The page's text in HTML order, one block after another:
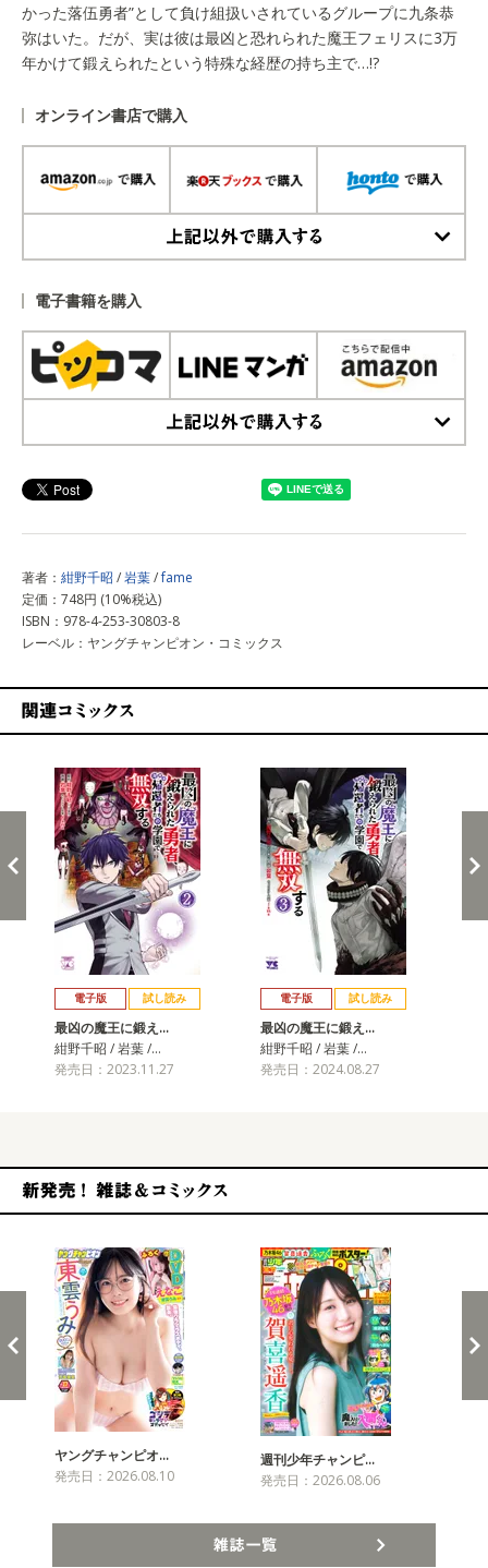
かった落伍勇者”として負け組扱いされているグループに九条恭
弥はいた。だが、実は彼は最凶と恐れられた魔王フェリスに3万
年かけて鍛えられたという特殊な経歴の持ち主で…!?
オンライン書店で購入
電子書籍を購入
著者： 紺野千昭 /岩葉/fame
定価：748円 (10%税込)
ISBN：978-4-253-30803-8
レーベル：ヤングチャンピオン・コミックス
電子版 試し読み
最凶の魔王に鍛え…
紺野千昭 / 岩葉 /…
発売日：2023.11.27
電子版 試し読み
最凶の魔王に鍛え…
紺野千昭 / 岩葉 /…
発売日：2024.08.27
ヤングチャンピオ…
発売日：2026.08.10
週刊少年チャンピ…
発売日：2026.08.06